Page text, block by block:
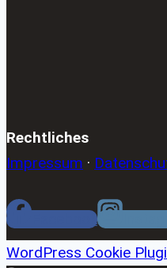
Rechtliches
Impressum ·
Facebook
WordPress Cookie